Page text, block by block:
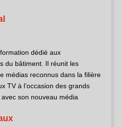
dédié aux
du bâtiment. Il réunit les
médias reconnus dans la filière
TV à l’occasion des grands
son nouveau média